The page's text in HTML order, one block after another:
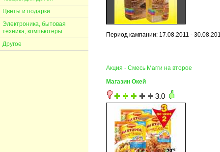
Цветы и подарки
Электроника, бытовая
техника, компьютеры
Другое
Период кампании: 17.08.2011 -
Акция - Смесь Магги на второе
Магазин Окей
3.0